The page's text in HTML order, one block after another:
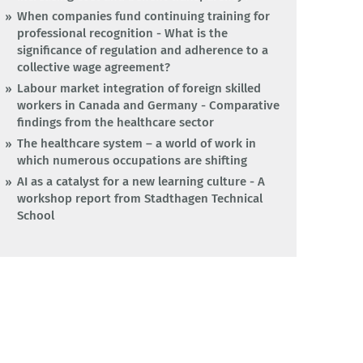
When companies fund continuing training for
professional recognition - What is the
significance of regulation and adherence to a
collective wage agreement?
Labour market integration of foreign skilled
workers in Canada and Germany - Comparative
findings from the healthcare sector
The healthcare system – a world of work in
which numerous occupations are shifting
AI as a catalyst for a new learning culture - A
workshop report from Stadthagen Technical
School